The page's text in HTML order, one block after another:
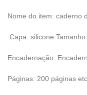
Nome do item: caderno
Capa: silicone
Encadernação:
Páginas: 200 páginas